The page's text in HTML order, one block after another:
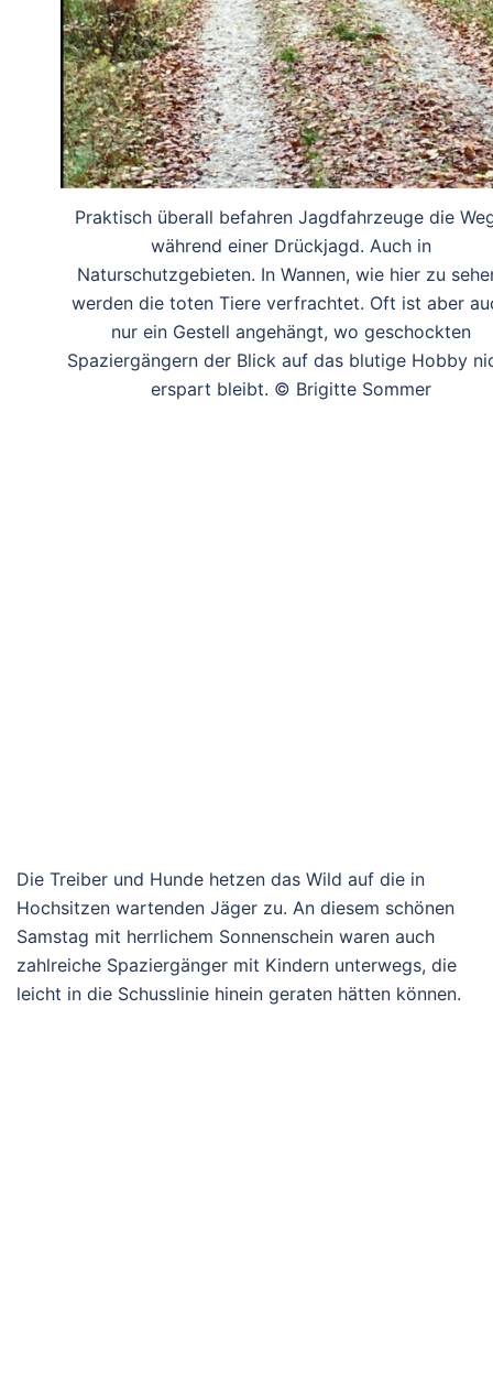
Praktisch überall befahren Jagdfahrzeuge die
während einer Drückjagd. Auch in
Naturschutzgebieten. In Wannen, wie hier zu
werden die toten Tiere verfrachtet. Oft ist aber
nur ein Gestell angehängt, wo geschockten
Spaziergängern der Blick auf das blutige Hobby
erspart bleibt. © Brigitte Sommer
Die Treiber und Hunde hetzen das Wild auf die in
Hochsitzen wartenden Jäger zu. An diesem schönen
Samstag mit herrlichem Sonnenschein waren auch
zahlreiche Spaziergänger mit Kindern unterwegs, die
leicht in die Schusslinie hinein geraten hätten können.